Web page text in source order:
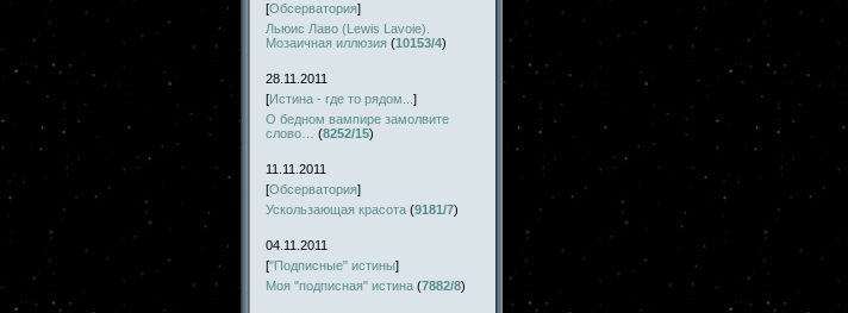
[Обсерватория]
Льюис Лаво (Lewis Lavoie).
Мозаичная иллюзия (10153/4)
28.11.2011
[Истина - где то рядом... ]
О бедном вампире замолвите
слово…
(8252/15)
11.11.2011
[Обсерватория]
Ускользающая красота (9181/7)
04.11.2011
["Подписные" истины]
Моя "подписная" истина (7882/8)